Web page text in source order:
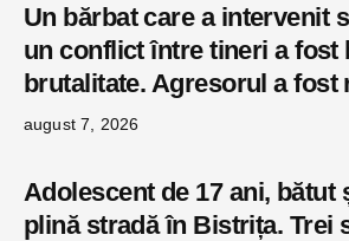
Un bărbat care a intervenit
un conflict între tineri a fost
brutalitate. Agresorul a fost
august 7, 2026
Adolescent de 17 ani, bătut
plină stradă în Bistrița. Trei